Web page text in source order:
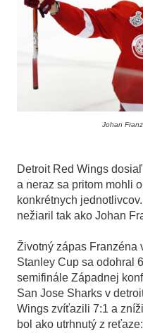
Johan
Detroit Red Wings
a neraz sa pritom mohli
konkrétnych
nežiaril tak ako Johan
Životný zápas Franzéna
Stanley Cup sa odohral
semifinále Západnej
San Jose Sharks v
Wings zvíťazili 7:1 a
bol ako utrhnutý z